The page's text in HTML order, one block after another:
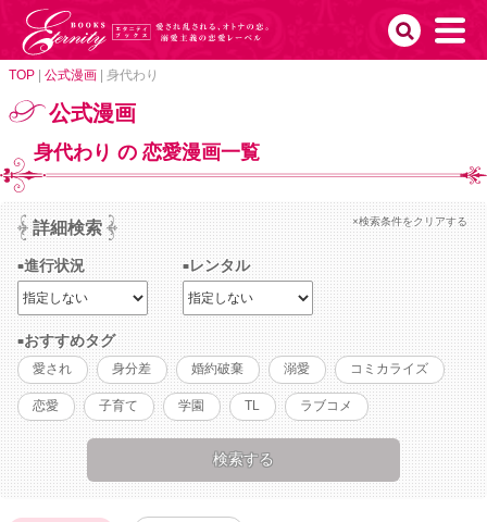
TOP 公式漫画 身代わり
公式漫画
身代わり の 恋愛漫画一覧
詳細検索 ×検索条件をクリアする
進行状況 レンタル
おすすめタグ
愛され 身分差 婚約破棄 溺愛 コミカライズ
恋愛 子育て 学園 TL ラブコメ